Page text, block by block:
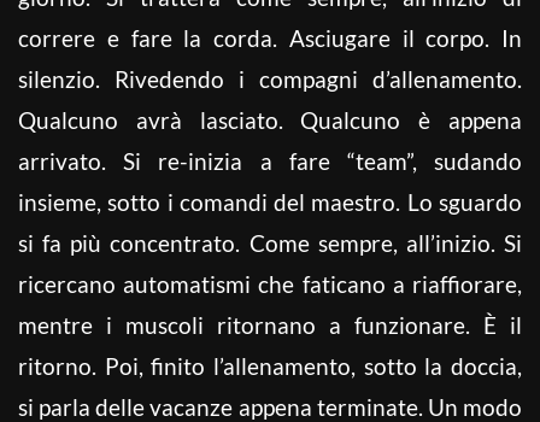
correre e fare la corda. Asciugare il corpo. In
silenzio. Rivedendo i compagni d’allenamento.
Qualcuno avrà lasciato. Qualcuno è appena
arrivato. Si re-inizia a fare “team”, sudando
insieme, sotto i comandi del maestro. Lo sguardo
si fa più concentrato. Come sempre, all’inizio. Si
ricercano automatismi che faticano a riaffiorare,
mentre i muscoli ritornano a funzionare. È il
ritorno. Poi, finito l’allenamento, sotto la doccia,
si parla delle vacanze appena terminate. Un modo